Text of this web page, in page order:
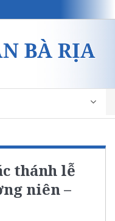
thánh lễ
niên –